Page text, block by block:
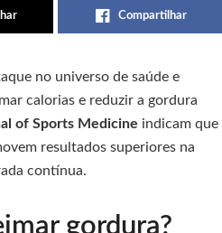
Compartilhar
no universo de saúde e
calorias e reduzir a gordura
of Sports Medicine indicam que
resultados superiores na
contínua.
gordura?